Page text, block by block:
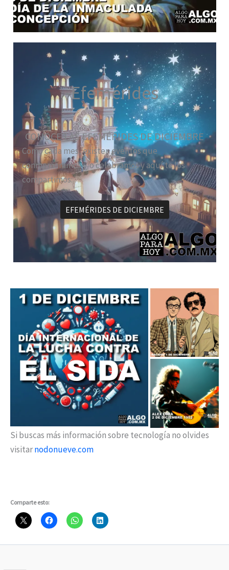
Efemérides
CONOCE LAS EFEMÉRIDES DE DICIEMBRE
Como cada mes, existen eventos que
conmemoramos y/o celebramos y aquí te los
compartimos:
EFEMÉRIDES DE DICIEMBRE
Si buscas más información sobre tecnología no olvides
visitarnodonueve.com
Comparte esto: